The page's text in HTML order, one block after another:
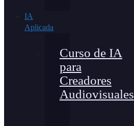
IA
Aplicada
Curso de IA
para
Creadores
Audiovisuales